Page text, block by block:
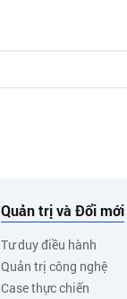
Quản trị và Đổi mới
Tư duy điều hành
Quản trị công nghệ
Case thực chiến